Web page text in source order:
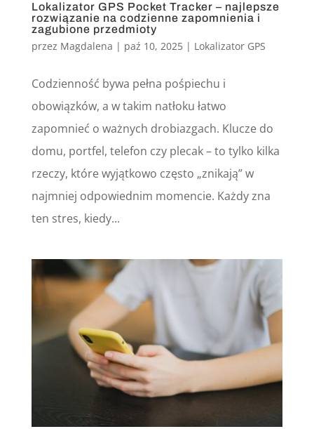
Lokalizator GPS Pocket Tracker – najlepsze
rozwiązanie na codzienne zapomnienia i
zagubione przedmioty
przez Magdalena | paź 10, 2025| Lokalizator GPS
Codzienność bywa pełna pośpiechu i
obowiązków, a w takim natłoku łatwo
zapomnieć o ważnych drobiazgach. Klucze do
domu, portfel, telefon czy plecak – to tylko kilka
rzeczy, które wyjątkowo często „znikają” w
najmniej odpowiednim momencie. Każdy zna
ten stres, kiedy...